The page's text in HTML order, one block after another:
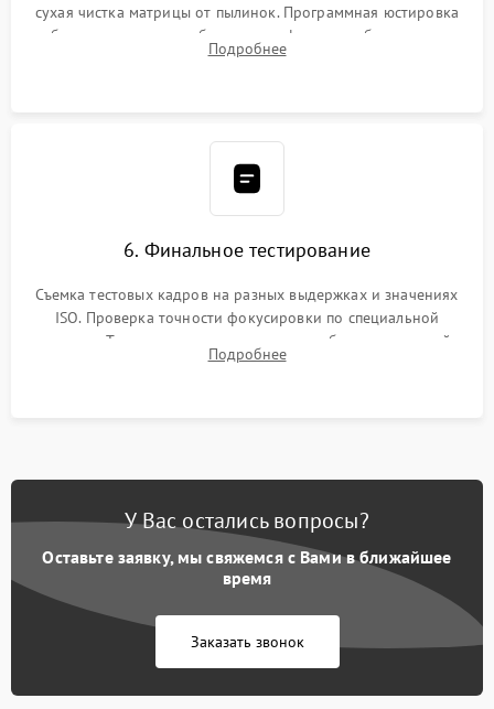
сухая чистка матрицы от пылинок. Программная юстировка
рабочего отрезка, калибровка автофокуса, стабилизатора и
экспозамера с помощью сервисного ПО.
Подробнее
6. Финальное тестирование
Съемка тестовых кадров на разных выдержках и значениях
ISO. Проверка точности фокусировки по специальной
мишени. Тест записи на карту памяти, работы встроенной
вспышки, микрофона и всех кнопок управления.
Подробнее
У Вас остались вопросы?
Оставьте заявку, мы свяжемся с Вами в ближайшее
время
Заказать звонок